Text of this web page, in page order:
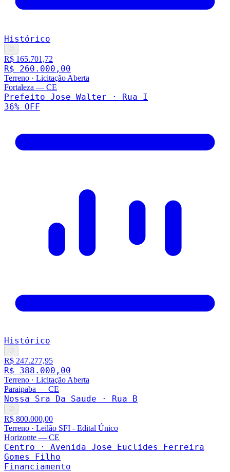
Histórico
♡
R$ 165.701,72
R$ 260.000,00
Terreno · Licitação Aberta
Fortaleza — CE
Prefeito Jose Walter · Rua I
36% OFF
Histórico
♡
R$ 247.277,95
R$ 388.000,00
Terreno · Licitação Aberta
Paraipaba — CE
Nossa Sra Da Saude · Rua B
♡
R$ 800.000,00
Terreno · Leilão SFI - Edital Único
Horizonte — CE
Centro · Avenida Jose Euclides Ferreira
Gomes Filho
Financiamento